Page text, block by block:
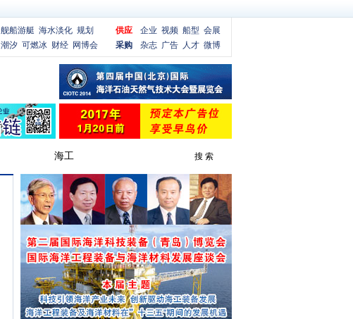
舰船游艇 海水淡化 规划
潮汐 可燃冰 财经 网博会
供应 企业 视频 船型 会展
采购
杂志 广告 人才 微博